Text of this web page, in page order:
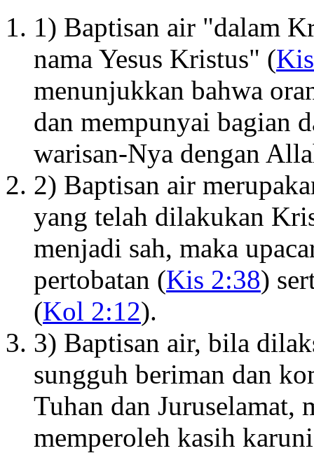
1) Baptisan air "dalam
nama Yesus Kristus" (
menunjukkan bahwa
dan mempunyai bagian
warisan-Nya dengan
2) Baptisan air
yang telah dilakukan
menjadi sah, maka
pertobatan (Kis 2:38)
(Kol 2:12).
3) Baptisan air, bila
sungguh beriman dan
Tuhan dan Juruselamat,
memperoleh kasih